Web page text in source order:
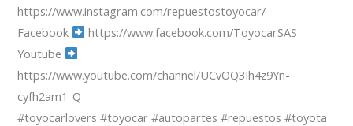
https://www.instagram.com/repuestostoyocar/
Facebook
https://www.facebook.com/ToyocarSAS
Youtube
https://www.youtube.com/channel/UCvOQ3Ih4z9Yn-
cyfh2am1_Q
#toyocarlovers #toyocar #autopartes #repuestos #toyota